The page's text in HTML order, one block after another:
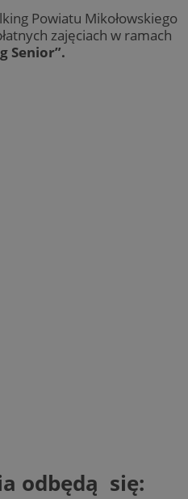
Powiatu Mikołowskiego
zajęciach w ramach
Senior”.
odbędą się: